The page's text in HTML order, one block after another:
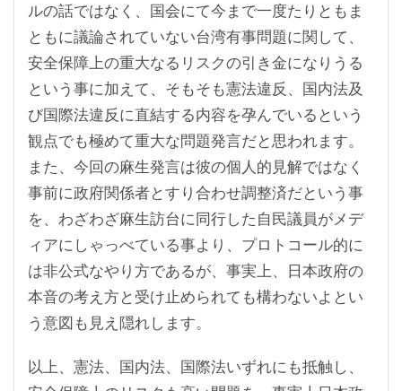
ルの話ではなく、国会にて今まで一度たりともま
ともに議論されていない台湾有事問題に関して、
安全保障上の重大なるリスクの引き金になりうる
という事に加えて、そもそも憲法違反、国内法及
び国際法違反に直結する内容を孕んでいるという
観点でも極めて重大な問題発言だと思われます。
また、今回の麻生発言は彼の個人的見解ではなく
事前に政府関係者とすり合わせ調整済だという事
を、わざわざ麻生訪台に同行した自民議員がメデ
ィアにしゃっべている事より、プロトコール的に
は非公式なやり方であるが、事実上、日本政府の
本音の考え方と受け止められても構わないよとい
う意図も見え隠れします。
以上、憲法、国内法、国際法いずれにも抵触し、